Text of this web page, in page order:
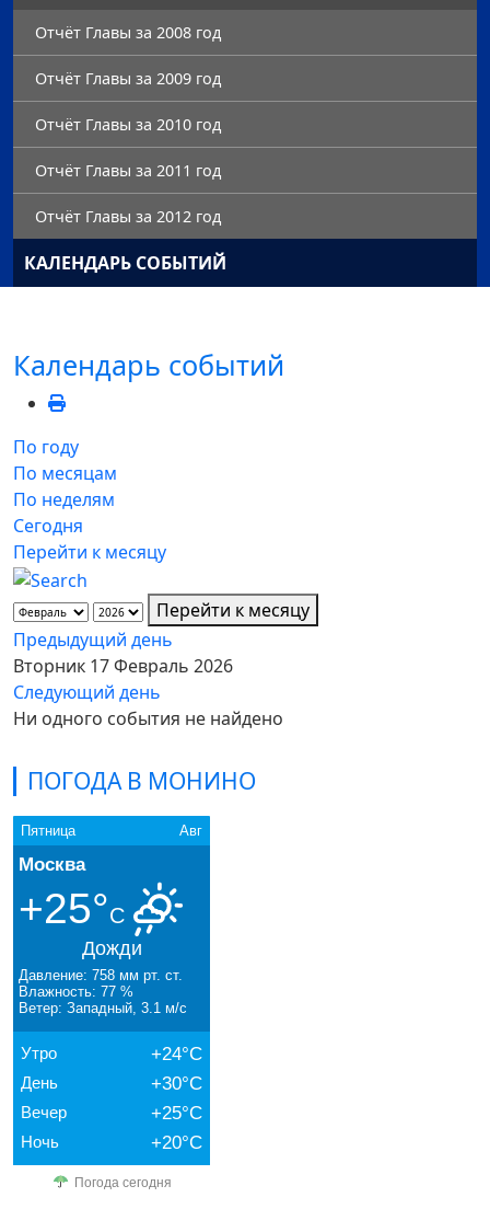
Отчёт Главы за 2008 год
Отчёт Главы за 2009 год
Отчёт Главы за 2010 год
Отчёт Главы за 2011 год
Отчёт Главы за 2012 год
КАЛЕНДАРЬ СОБЫТИЙ
ПОГОДА В МОНИНО
Пятница Авг
Москва
+25°C
Дожди
Давление: 758 мм рт. ст.
Влажность: 77 %
Ветер: Западный, 3.1 м/с
Утро +24°C
День +30°C
Вечер +25°C
Ночь +20°C
Погода сегодня
Календарь событий
По году
По месяцам
По неделям
Сегодня
Перейти к месяцу
Перейти к месяцу
Предыдущий день
Вторник 17 Февраль 2026
Следующий день
Ни одного события не найдено